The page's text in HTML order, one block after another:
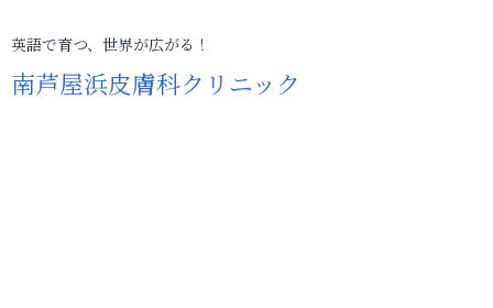
英語で育つ、世界が広がる！
南芦屋浜皮膚科クリニック